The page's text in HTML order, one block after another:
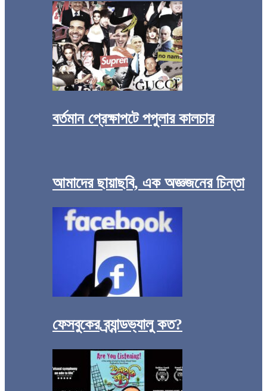
বর্তমান প্রেক্ষাপটে পপুলার কালচার
আমাদের ছায়াছবি, এক অজ্ঞজনের চিন্তা
ফেসবুকের ব্র্যান্ডভ্যালু কত?